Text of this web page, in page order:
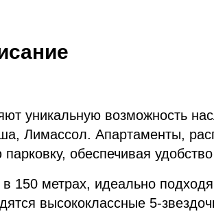
уникальную возможность
Лимассол. Апартаменты,
обеспечивая
в 150 метрах, идеально
высококлассные 5-